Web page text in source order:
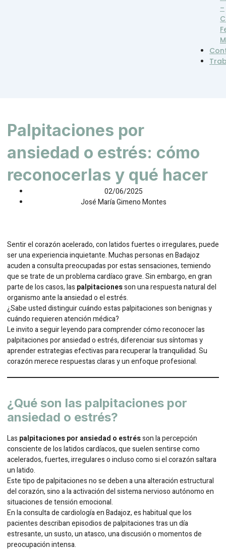
–
Palpitaciones por
ansiedad o estrés: cómo
reconocerlas y qué hacer
02/06/2025
José María Gimeno Montes
Sentir el corazón acelerado, con latidos fuertes o irregulares, puede
ser una experiencia inquietante. Muchas personas en Badajoz
acuden a consulta preocupadas por estas sensaciones, temiendo
que se trate de un problema cardíaco grave. Sin embargo, en gran
parte de los casos, las palpitacionesson una respuesta natural del
organismo ante la ansiedad o el estrés.
¿Sabe usted distinguir cuándo estas palpitaciones son benignas y
cuándo requieren atención médica?
Le invito a seguir leyendo para comprender cómo reconocer las
palpitaciones por ansiedad o estrés, diferenciar sus síntomas y
aprender estrategias efectivas para recuperar la tranquilidad. Su
corazón merece respuestas claras y un enfoque profesional.
¿Qué son las palpitaciones por
ansiedad o estrés?
Las palpitaciones por ansiedad o estrésson la percepción
consciente de los latidos cardíacos, que suelen sentirse como
acelerados, fuertes, irregulares o incluso como si el corazón saltara
un latido.
Este tipo de palpitaciones no se deben a una alteración estructural
del corazón, sino a la activación del sistema nervioso autónomo en
situaciones de tensión emocional.
En la consulta de cardiología en Badajoz, es habitual que los
pacientes describan episodios de palpitaciones tras un día
estresante, un susto, un atasco, una discusión o momentos de
preocupación intensa.